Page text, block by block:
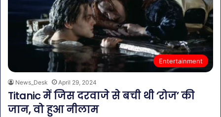
Entertainment
News_Desk April 29, 2024
Titanic में जिस दरवाजे से बची थी ‘रोज’ की
जान, वो हुआ नीलाम